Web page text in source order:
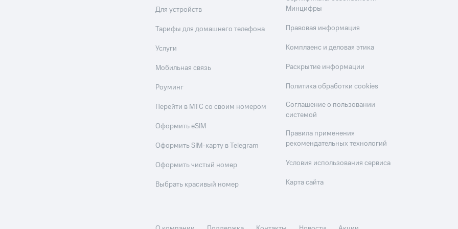
Для устройств
Тарифы для домашнего телефона
Услуги
Мобильная связь
Роуминг
Перейти в МТС со своим номером
Оформить eSIM
Оформить SIM-карту в Telegram
Оформить чистый номер
Выбрать красивый номер
Минцифры
Правовая информация
Комплаенс и деловая этика
Раскрытие информации
Политика обработки cookies
Соглашение о пользовании
системой
Правила применения
рекомендательных технологий
Условия использования сервиса
Карта сайта